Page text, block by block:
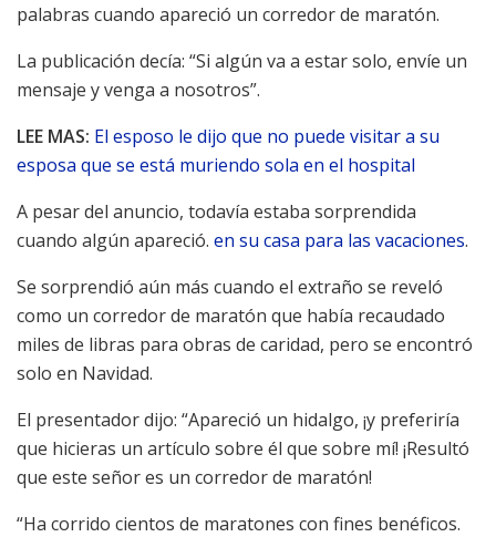
palabras cuando apareció un corredor de maratón.
La publicación decía: “Si algún va a estar solo, envíe un
mensaje y venga a nosotros”.
LEE MAS: El esposo le dijo que no puede visitar a su
esposa que se está muriendo sola en el hospital
A pesar del anuncio, todavía estaba sorprendida
cuando algún apareció. en su casa para las vacaciones.
Se sorprendió aún más cuando el extraño se reveló
como un corredor de maratón que había recaudado
miles de libras para obras de caridad, pero se encontró
solo en Navidad.
El presentador dijo: “Apareció un hidalgo, ¡y preferiría
que hicieras un artículo sobre él que sobre mí! ¡Resultó
que este señor es un corredor de maratón!
“Ha corrido cientos de maratones con fines benéficos.